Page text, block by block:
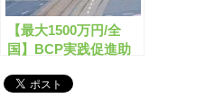
【最大1500万円/全
国】BCP実践促進助
こちら！